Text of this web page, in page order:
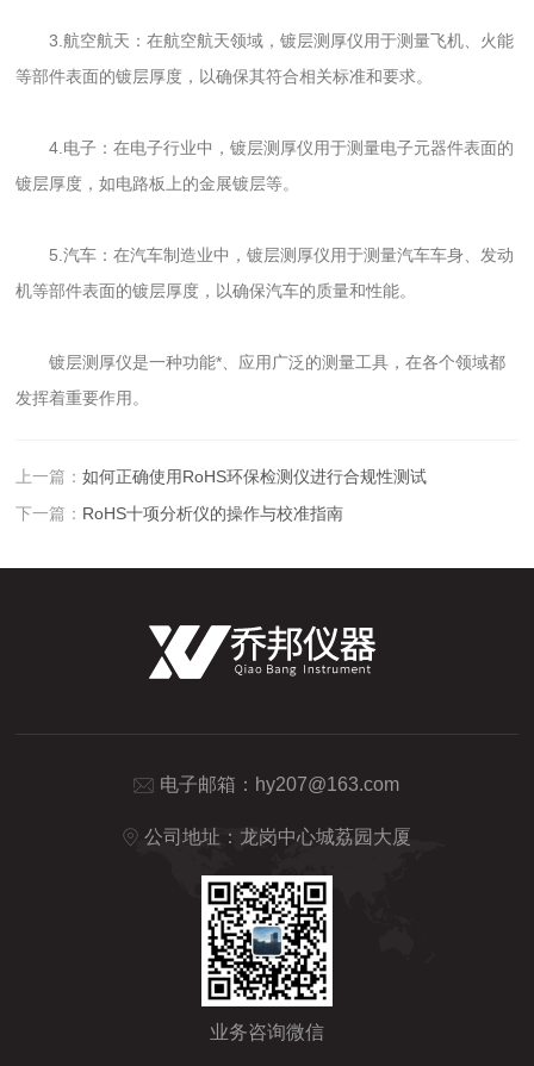
3.航空航天：在航空航天领域，镀层测厚仪用于测量飞机、火能
等部件表面的镀层厚度，以确保其符合相关标准和要求。
4.电子：在电子行业中，镀层测厚仪用于测量电子元器件表面的
镀层厚度，如电路板上的金展镀层等。
5.汽车：在汽车制造业中，镀层测厚仪用于测量汽车车身、发动
机等部件表面的镀层厚度，以确保汽车的质量和性能。
镀层测厚仪是一种功能*、应用广泛的测量工具，在各个领域都
发挥着重要作用。
上一篇：如何正确使用RoHS环保检测仪进行合规性测试
下一篇： RoHS十项分析仪的操作与校准指南
电子邮箱： hy207@163.com
公司地址：龙岗中心城荔园大厦
业务咨询微信